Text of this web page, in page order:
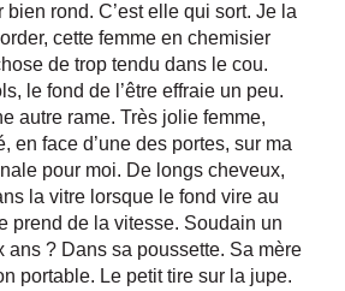
rond. C’est elle qui sort. Je la
cette femme en chemisier
de trop tendu dans le cou.
le fond de l’être effraie un peu.
autre rame. Très jolie femme,
en face d’une des portes, sur ma
pour moi. De longs cheveux,
la vitre lorsque le fond vire au
prend de la vitesse. Soudain un
ans ? Dans sa poussette. Sa mère
portable. Le petit tire sur la jupe.